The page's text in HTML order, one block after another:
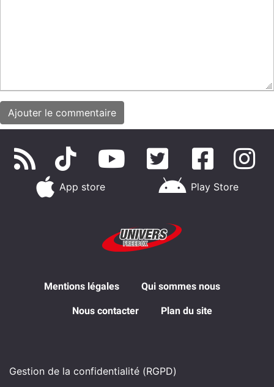
App store Play Store
Mentions légales Qui sommes nous
Nous contacter Plan du site
Gestion de la confidentialité (RGPD)